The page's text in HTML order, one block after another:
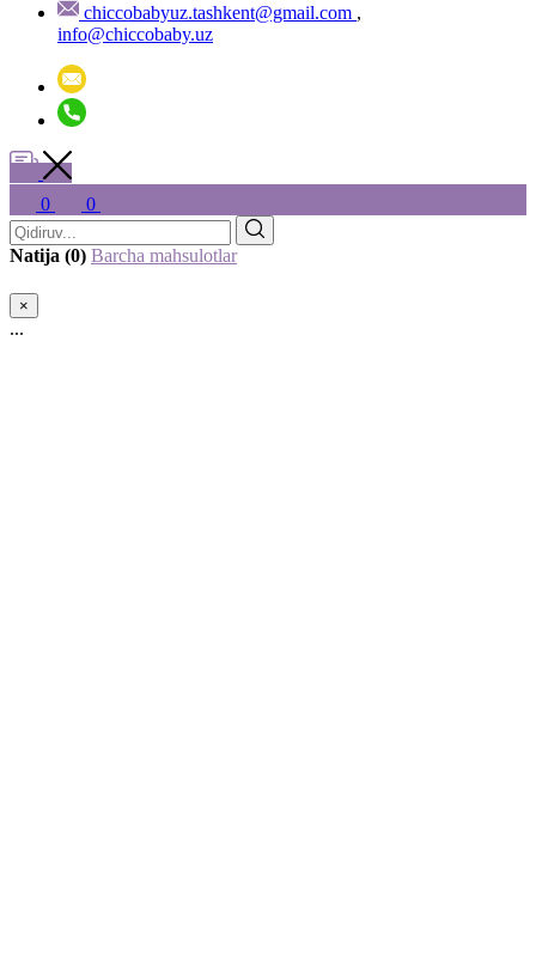
chiccobabyuz.tashkent@gmail.com ,
info@chiccobaby.uz
0 0
Natija (0) Barcha mahsulotlar
×
...